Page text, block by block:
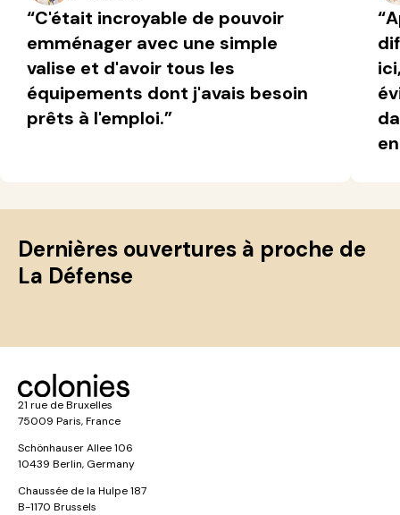
“C'était incroyable de pouvoir
emménager avec une simple
valise et d'avoir tous les
équipements dont j'avais besoin
prêts à l'emploi.”
Dernières ouvertures à proche de
La Défense
21 rue de Bruxelles
75009 Paris, France
Schönhauser Allee 106
10439 Berlin, Germany
Chaussée de la Hulpe 187
B-1170 Brussels